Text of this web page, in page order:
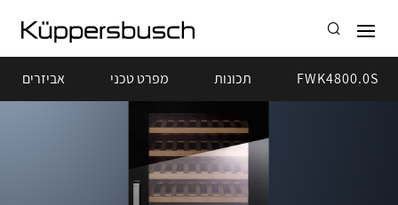
FWK4800.0S תכונות מפרט טכני אביזרים